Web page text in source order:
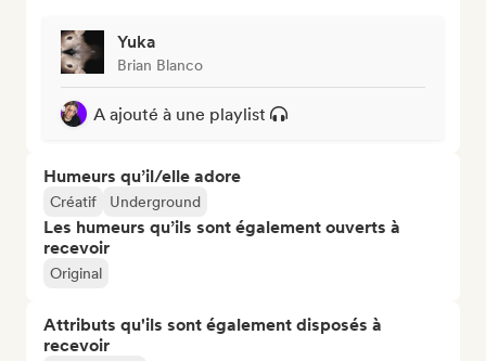
Yuka
Brian Blanco
A ajouté à une playlist
Humeurs qu’il/elle adore
Créatif Underground
Les humeurs qu’ils sont également ouverts à
recevoir
Original
Attributs qu'ils sont également disposés à
recevoir